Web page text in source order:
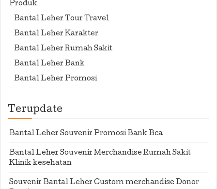
Produk
Bantal Leher Tour Travel
Bantal Leher Karakter
Bantal Leher Rumah Sakit
Bantal Leher Bank
Bantal Leher Promosi
Terupdate
Bantal Leher Souvenir Promosi Bank Bca
Bantal Leher Souvenir Merchandise Rumah Sakit
Klinik kesehatan
Souvenir Bantal Leher Custom merchandise Donor